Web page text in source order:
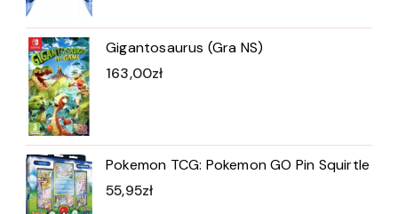
Gigantosaurus (Gra NS)
163,00zł
Pokemon TCG: Pokemon GO Pin Squirtle
55,95zł